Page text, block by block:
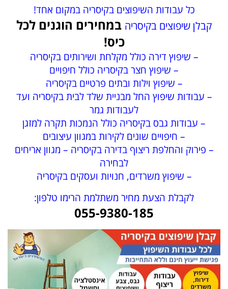
כל עבודות השיפוצים בקיסריה במקום אחד!
קבלן שיפוצים בקיסריה במחירים הוגנים לכל
כיס!
– שיפוץ דירה כולל מקלחת ושירותים בקיסריה
– שיפוץ חצר בקיסריה כולל חיפויים
– שיפוץ וילות ובתים פרטיים בקיסריה
– עבודות שיפוץ החל מבניית שלד לבית בקיסריה ועד
לעבודות גמר
– עבודות גבס בקיסריה כולל הנמכות תקרה למזגן
– חיפויים שונים לקירות במגוון עיצובים
– פירוק והחלפת ריצוף בדירה בקיסריה – מגוון אריחים
לבחירה
– שיפוץ משרדים, חנויות ועסקים בקיסריה
לקבלת הצעת מחיר משתלמת הרימו טלפון:
055-9380-185